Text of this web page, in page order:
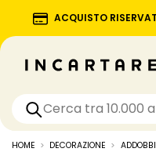
ACQUISTO
HOME DECORAZIONE